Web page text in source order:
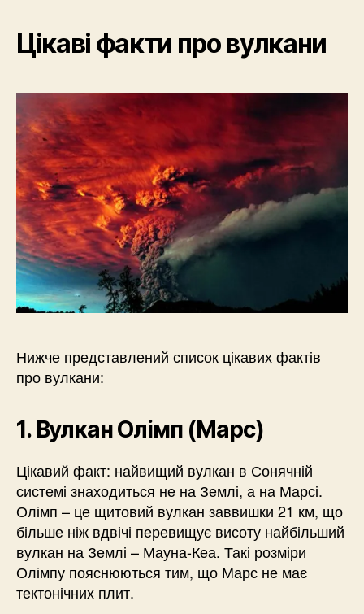
Цікаві факти про вулкани
Нижче представлений список цікавих фактів
про вулкани:
1. Вулкан Олімп (Марс)
Цікавий факт: найвищий вулкан в Сонячній
системі знаходиться не на Землі, а на Марсі.
Олімп – це щитовий вулкан заввишки 21 км, що
більше ніж вдвічі перевищує висоту найбільший
вулкан на Землі – Мауна-Кеа. Такі розміри
Олімпу пояснюються тим, що Марс не має
тектонічних плит.